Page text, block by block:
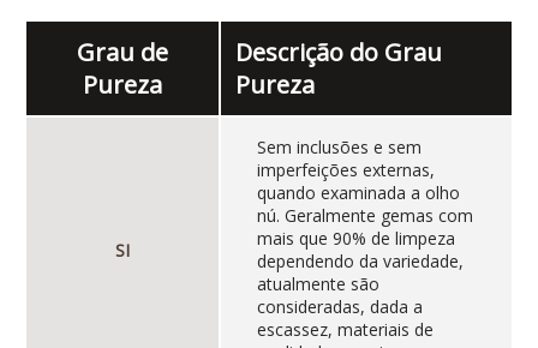
Grau de
Pureza
Descrição do Grau
Pureza
SI
Sem inclusões e sem
imperfeições externas,
quando examinada a olho
nú. Geralmente gemas com
mais que 90% de limpeza
dependendo da variedade,
atualmente são
consideradas, dada a
escassez, materiais de